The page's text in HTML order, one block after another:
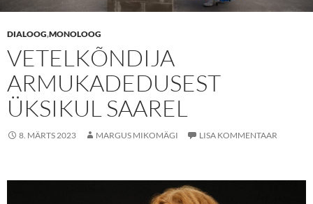
DIALOOG,MONOLOOG
VETELKÕNDIJA
ARMUKADEDUSEST
ÜKSIKUL SAAREL
8. MÄRTS 2023 MARGUS MIKOMÄGI LISA KOMMENTAAR